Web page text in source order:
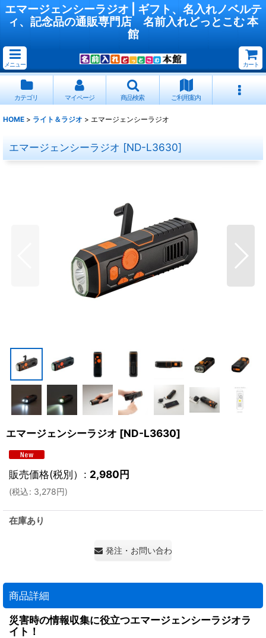
エマージェンシーラジオ | ギフト、名入れノベルテ
ィ、記念品の通販専門店 名前入れどっとこむ 本
館
メニュー カート
カテゴリ マイページ 商品検索 ご利用案内
HOME > ライト＆ラジオ > エマージェンシーラジオ
エマージェンシーラジオ [ND-L3630]
エマージェンシーラジオ [ND-L3630]
販売価格(税別） : 2,980円
(税込: 3,278円)
在庫あり
発注・お問い合わせ・見積もり依頼
商品詳細
災害時の情報収集に役立つエマージェンシーラジオラ
イト！